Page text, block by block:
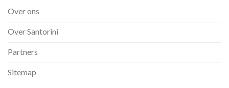
Over ons
Over Santorini
Partners
Sitemap